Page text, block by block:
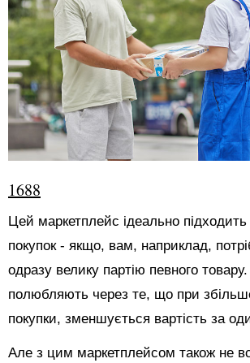
1688
Цей маркетплейс ідеально
покупок - якщо, вам, наприклад,
одразу велику партію певного
полюбляють через те, що при
покупки, зменшується вартість за
Але з цим маркетплейсом також не